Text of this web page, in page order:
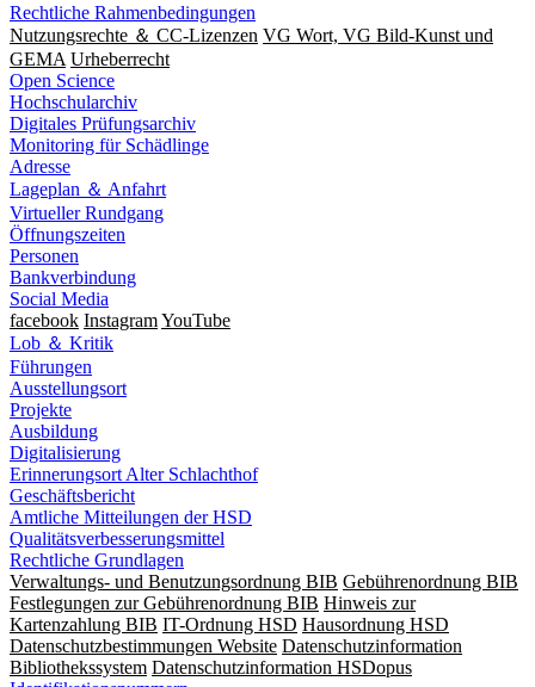
Rechtliche Rahmenbedingungen
Nutzungsrechte ＆ CC-Lizenzen VG Wort, VG Bild-Kunst und
GEMA Urheberrecht
Open Science
Hochschularchiv
Digitales Prüfungsarchiv
Monitoring für Schädlinge
Adresse
Lageplan ＆ Anfahrt
Virtueller Rundgang
Öffnungszeiten
Personen
Bankverbindung
Social Media
facebook InstagramYouTube
Lob ＆ Kritik
Führungen
Ausstellungsort
Projekte
Ausbildung
Digitalisierung
Erinnerungsort Alter Schlachthof
Geschäftsbericht
Amtliche Mitteilungen der HSD
Qualitätsverbesserungsmittel
Rechtliche Grundlagen
Verwaltungs- und Benutzungsordnung BIB Gebührenordnung BIB
Festlegungen zur Gebührenordnung BIB Hinweis zur
Kartenzahlung BIB IT-Ordnung HSD Hausordnung HSD
Datenschutzbestimmungen Website Datenschutzinformation
Bibliothekssystem Datenschutzinformation HSDopus